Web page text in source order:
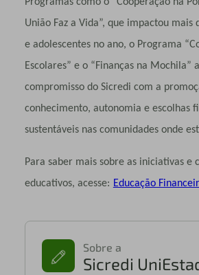
Programas como o “Cooperação na
União Faz a Vida”, que impactou mais
e adolescentes no ano, o Programa
Escolares” e o “Finanças na Mochila”
compromisso do Sicredi com a
conhecimento, autonomia e escolhas
sustentáveis nas comunidades onde
Para saber mais sobre as iniciativas e
educativos, acesse: Educação
Sobre a
Sicredi